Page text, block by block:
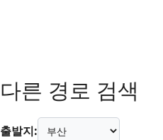
다른 경로 검색
출발지: